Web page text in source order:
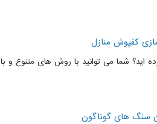
کفپوش منازل
اید؟ شما می توانید با روش های متنوع و با
سنگ های گوناگون